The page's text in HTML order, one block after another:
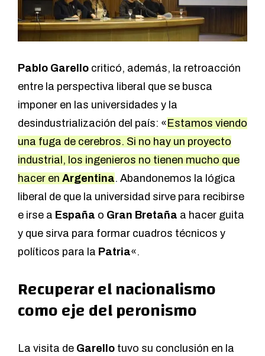
Pablo Garello criticó, además, la retroacción
entre la perspectiva liberal que se busca
imponer en las universidades y la
desindustrialización del país: « Estamos viendo
una fuga de cerebros. Si no hay un proyecto
industrial, los ingenieros no tienen mucho que
hacer en Argentina. Abandonemos la lógica
liberal de que la universidad sirve para recibirse
e irse a España o Gran Bretaña a hacer guita
y que sirva para formar cuadros técnicos y
políticos para la Patria«.
Recuperar el nacionalismo
como eje del peronismo
La visita de Garello tuvo su conclusión en la